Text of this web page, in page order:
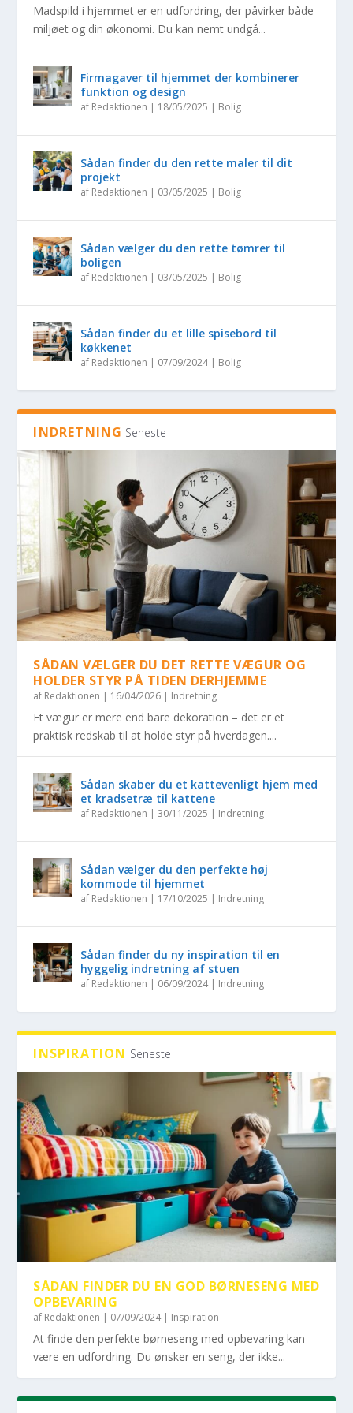
Madspild i hjemmet er en udfordring, der påvirker både
miljøet og din økonomi. Du kan nemt undgå...
Firmagaver til hjemmet der kombinerer
funktion og design
af Redaktionen | 18/05/2025 | Bolig
Sådan finder du den rette maler til dit
projekt
af Redaktionen | 03/05/2025 | Bolig
Sådan vælger du den rette tømrer til
boligen
af Redaktionen | 03/05/2025 | Bolig
Sådan finder du et lille spisebord til
køkkenet
af Redaktionen | 07/09/2024| Bolig
INDRETNING Seneste
SÅDAN VÆLGER DU DET RETTE VÆGUR OG
HOLDER STYR PÅ TIDEN DERHJEMME
af Redaktionen | 16/04/2026 | Indretning
Et vægur er mere end bare dekoration – det er et
praktisk redskab til at holde styr på hverdagen....
Sådan skaber du et kattevenligt hjem med
et kradsetræ til kattene
af Redaktionen |30/11/2025 | Indretning
Sådan vælger du den perfekte høj
kommode til hjemmet
af Redaktionen | 17/10/2025 | Indretning
Sådan finder du ny inspiration til en
hyggelig indretning af stuen
af Redaktionen | 06/09/2024| Indretning
INSPIRATION Seneste
SÅDAN FINDER DU EN GOD BØRNESENG MED
OPBEVARING
af Redaktionen | 07/09/2024| Inspiration
At finde den perfekte børneseng med opbevaring kan
være en udfordring. Du ønsker en seng, der ikke...